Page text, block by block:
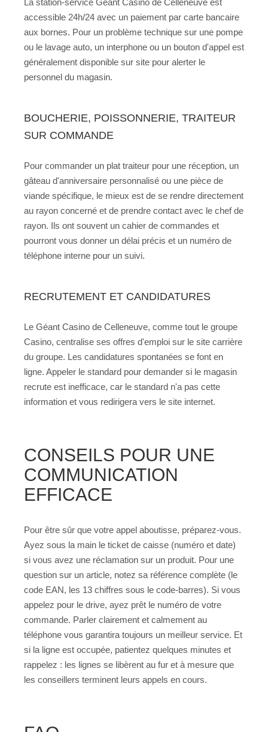
La station-service Géant Casino de Celleneuve est
accessible 24h/24 avec un paiement par carte bancaire
aux bornes. Pour un problème technique sur une pompe
ou le lavage auto, un interphone ou un bouton d'appel est
généralement disponible sur site pour alerter le
personnel du magasin.
BOUCHERIE, POISSONNERIE, TRAITEUR
SUR COMMANDE
Pour commander un plat traiteur pour une réception, un
gâteau d'anniversaire personnalisé ou une pièce de
viande spécifique, le mieux est de se rendre directement
au rayon concerné et de prendre contact avec le chef de
rayon. Ils ont souvent un cahier de commandes et
pourront vous donner un délai précis et un numéro de
téléphone interne pour un suivi.
RECRUTEMENT ET CANDIDATURES
Le Géant Casino de Celleneuve, comme tout le groupe
Casino, centralise ses offres d'emploi sur le site carrière
du groupe. Les candidatures spontanées se font en
ligne. Appeler le standard pour demander si le magasin
recrute est inefficace, car le standard n'a pas cette
information et vous redirigera vers le site internet.
CONSEILS POUR UNE
COMMUNICATION
EFFICACE
Pour être sûr que votre appel aboutisse, préparez-vous.
Ayez sous la main le ticket de caisse (numéro et date)
si vous avez une réclamation sur un produit. Pour une
question sur un article, notez sa référence complète (le
code EAN, les 13 chiffres sous le code-barres). Si vous
appelez pour le drive, ayez prêt le numéro de votre
commande. Parler clairement et calmement au
téléphone vous garantira toujours un meilleur service. Et
si la ligne est occupée, patientez quelques minutes et
rappelez : les lignes se libèrent au fur et à mesure que
les conseillers terminent leurs appels en cours.